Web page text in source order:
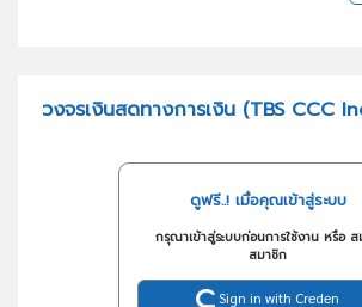
วงจรเงินสดทางการเงิน (TBS CCC
ดูฟรี..! เมื่อคุณเข้าสู่ระบบ
กรุณาเข้าสู่ระบบก่อนการใช้งาน หรือ ส
สมาชิก
Sign in with Creden